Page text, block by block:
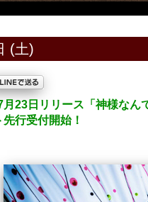
(土)
月23日リリース「神様な
行受付開始！